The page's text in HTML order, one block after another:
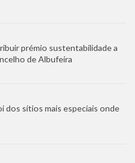
prémio sustentabilidade a
de Albufeira
dos sítios mais especiais onde